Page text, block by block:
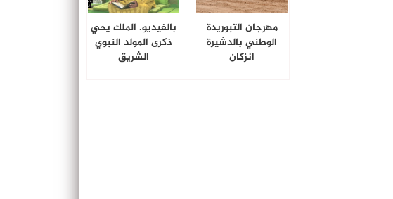
مهرجان التبوريدة
الوطني بالدشيرة
انزكان
بالفيديو. الملك يحي
ذكرى المولد النبوي
الشريق